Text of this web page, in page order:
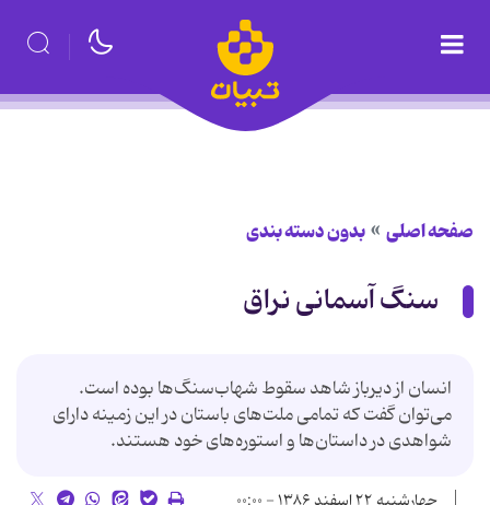
صفحه اصلی بدون دسته بندی
سنگ آسمانی نراق
انسان از دیرباز شاهد سقوط شهاب‌سنگ‌ها بوده است.
می‌توان گفت که تمامی ملت‌های باستان در این زمینه دارای
شواهدی در داستان‌ها و استوره‌های خود هستند.